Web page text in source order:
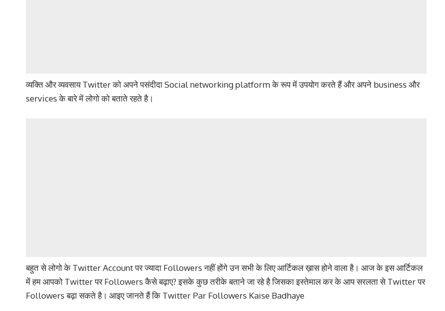
व्यक्ति और व्यवसाय Twitter को अपने पसंदीदा Social networking platform के रूप में उपयोग करते हैं और अपने business और
services के बारे में लोगो को बताते रहते है।
बहुत से लोगो के Twitter Account पर ज्यादा Followers नहीं होंगे उन सभी के लिए आर्टिकल ख़ास होने वाला है। आज के इस आर्टिकल
में हम आपको Twitter पर Followers कैसे बढ़ाए? इसके कुछ तरीके बताने जा रहे है जिसका इस्तेमाल कर के आप सरलता से Twitter पर
Followers बढ़ा सकते है। आइए जानते हैं कि Twitter Par Followers Kaise Badhaye